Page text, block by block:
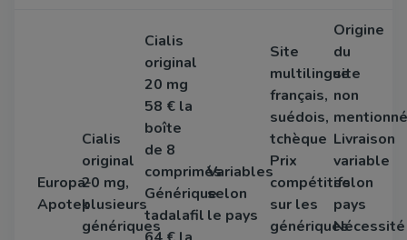
Europa-
Apotek
Cialis
original
20 mg,
plusieurs
génériques
Cialis
original
20 mg
58 € la
boîte
de 8
comprimés
Générique
tadalafil
Variables
selon
le pays
Site
multilingue
français,
suédois,
tchèque
Prix
compétitifs
sur les
génériques
Origine
du
site
non
Livraison
variable
selon
pays
Nécessité